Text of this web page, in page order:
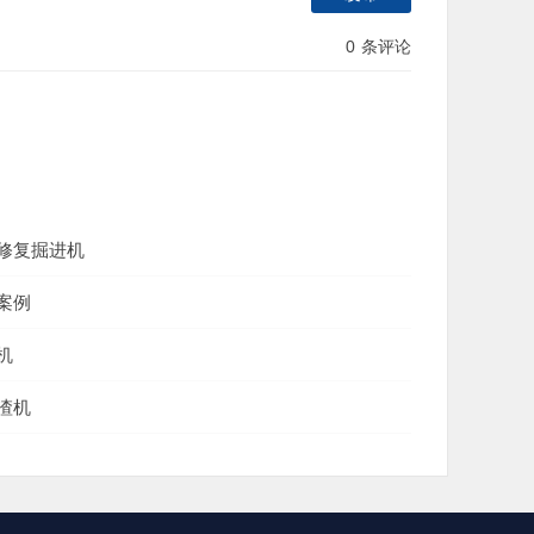
0 条评论
复掘进机
例
机